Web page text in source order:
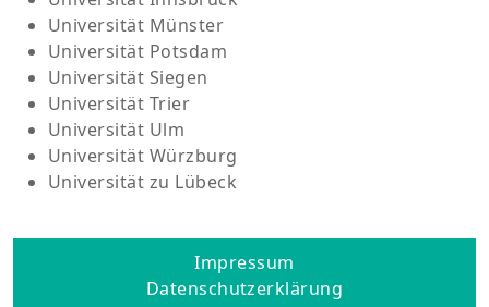
Universität Münster
Universität Potsdam
Universität Siegen
Universität Trier
Universität Ulm
Universität Würzburg
Universität zu Lübeck
Impressum
Datenschutzerklärung